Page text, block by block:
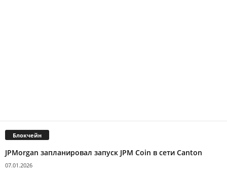
Блокчейн
JPMorgan запланировал запуск JPM Coin в сети Canton
07.01.2026